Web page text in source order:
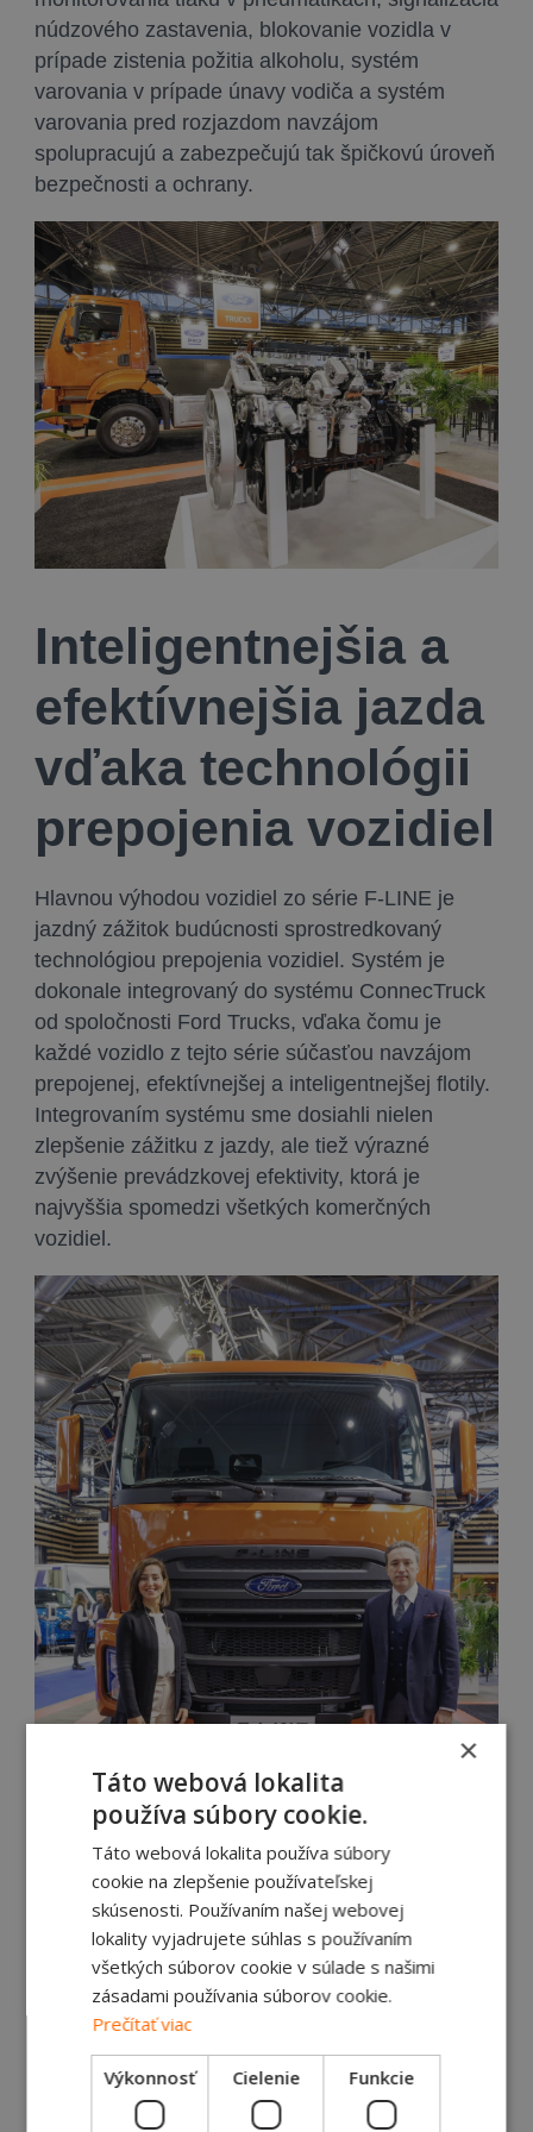
núdzového zastavenia, blokovanie vozidla v
prípade zistenia požitia alkoholu, systém
varovania v prípade únavy vodiča a systém
varovania pred rozjazdom navzájom
spolupracujú a zabezpečujú tak špičkovú úroveň
bezpečnosti a ochrany.
Inteligentnejšia a
efektívnejšia jazda
vďaka technológii
prepojenia vozidiel
Hlavnou výhodou vozidiel zo série F-LINE je
jazdný zážitok budúcnosti sprostredkovaný
technológiou prepojenia vozidiel. Systém je
dokonale integrovaný do systému ConnecTruck
od spoločnosti Ford Trucks, vďaka čomu je
každé vozidlo z tejto série súčasťou navzájom
prepojenej, efektívnejšej a inteligentnejšej flotily.
Integrovaním systému sme dosiahli nielen
zlepšenie zážitku z jazdy, ale tiež výrazné
zvýšenie prevádzkovej efektivity, ktorá je
najvyššia spomedzi všetkých komerčných
vozidiel.
„Ako inovatívna značka, ktorá načúva potrebám
svojich zákazníkov, sústreďujeme svoj výskum a
vývoj na uvádzanie technológií novej generácie
na trh. Naším cieľom pri každom novom
produkte, ktorý vyvíjame, je pomáhať našim
zákazníkom dosahovať vyššie zisky tým, že im
×
Táto webová lokalita
používa súbory cookie.
Táto webová lokalita používa súbory
cookie na zlepšenie používateľskej
skúsenosti. Používaním našej webovej
lokality vyjadrujete súhlas s používaním
všetkých súborov cookie v súlade s našimi
zásadami používania súborov cookie.
Prečítať viac
Výkonnosť Cielenie Funkcie